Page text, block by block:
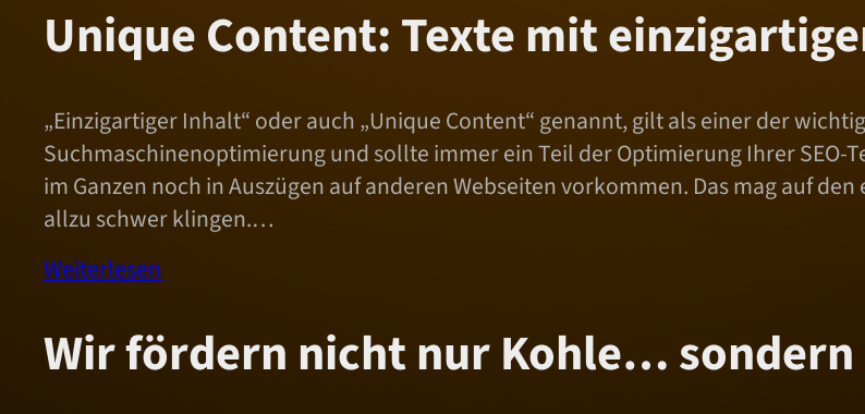
Unique Content: Texte mit
„Einzigartiger Inhalt“ oder auch „Unique Content“ genannt, gilt als einer der
Suchmaschinenoptimierung und sollte immer ein Teil der Optimierung Ihrer SEO-
im Ganzen noch in Auszügen auf anderen Webseiten vorkommen. Das mag auf
allzu schwer klingen.…
Weiterlesen
Wir fördern nicht nur Kohle…